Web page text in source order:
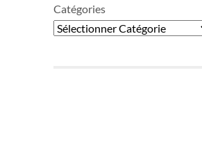
Catégories